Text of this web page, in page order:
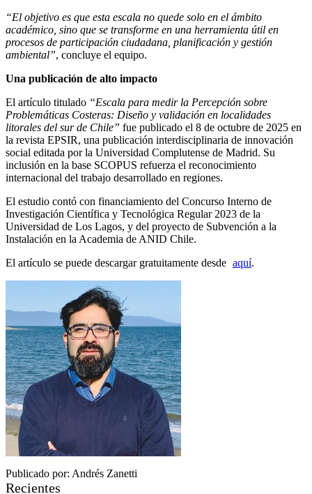
“El objetivo es que esta escala no quede solo en el ámbito
académico, sino que se transforme en una herramienta útil en
procesos de participación ciudadana, planificación y gestión
ambiental”, concluye el equipo.
Una publicación de alto impacto
El artículo titulado “Escala para medir la Percepción sobre
Problemáticas Costeras: Diseño y validación en localidades
litorales del sur de Chile” fue publicado el 8 de octubre de 2025 en
la revista EPSIR, una publicación interdisciplinaria de innovación
social editada por la Universidad Complutense de Madrid. Su
inclusión en la base SCOPUS refuerza el reconocimiento
internacional del trabajo desarrollado en regiones.
El estudio contó con financiamiento del Concurso Interno de
Investigación Científica y Tecnológica Regular 2023 de la
Universidad de Los Lagos, y del proyecto de Subvención a la
Instalación en la Academia de ANID Chile.
El artículo se puede descargar gratuitamente desde aquí.
Publicado por: Andrés Zanetti
Recientes